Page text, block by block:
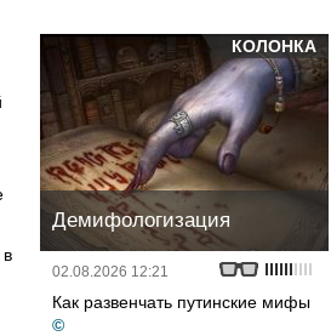
КОЛОНКА
Демифологизация
02.08.2026 12:21
Как развенчать путинские мифы
©